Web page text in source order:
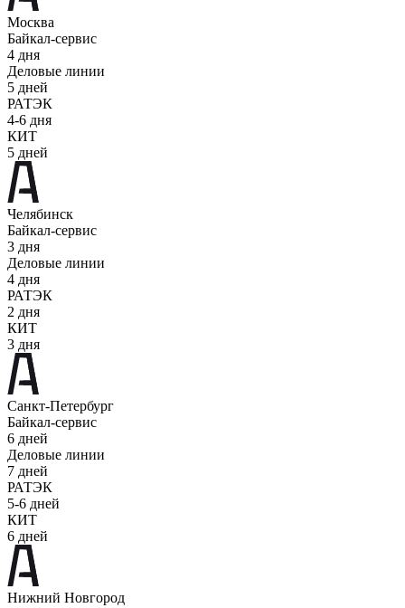
Москва
Байкал-сервис
4 дня
Деловые линии
5 дней
РАТЭК
4-6 дня
КИТ
5 дней
Челябинск
Байкал-сервис
3 дня
Деловые линии
4 дня
РАТЭК
2 дня
КИТ
3 дня
Санкт-Петербург
Байкал-сервис
6 дней
Деловые линии
7 дней
РАТЭК
5-6 дней
КИТ
6 дней
Нижний Новгород